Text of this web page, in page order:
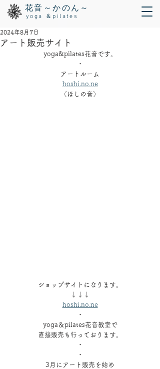
花音～かのん～
yoga ＆pilates
アート販売サイト
2024年8月7日
yoga&pilates花音です。
・
アートルーム
hoshi.no.ne
（ほしの音）
ショップサイトになります。
↓↓↓
hoshi.no.ne
・
yoga＆pilates花音教室で
直接販売も行っております。
・
・
3月にアート販売を始め